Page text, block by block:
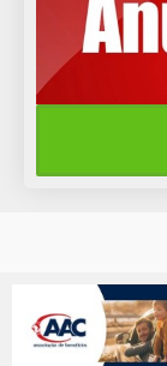
12 de agosto
Quarta-Feira